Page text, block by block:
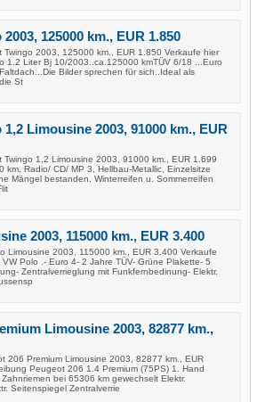
125000 km., EUR 1.850
Twingo 2003, 125000 km., EUR 1.850 Verkaufe hier
1.2 Liter Bj 10/2003..ca.125000 kmTÜV 6/18 ...Euro
Bilder sprechen für sich..Ideal als
St
Limousine 2003, 91000 km., EUR
Twingo 1,2 Limousine 2003, 91000 km., EUR 1.699
km, Radio/ CD/ MP 3, Hellbau-Metallic, Einzelsitze
Mängel bestanden, Winterreifen u. Sommerreifen
2003, 115000 km., EUR 3.400
Limousine 2003, 115000 km., EUR 3.400 Verkaufe
Polo .- Euro 4- 2 Jahre TÜV- Grüne Plakette- 5
Zentralverrieglung mit Funkfernbedinung- Elektr.
Limousine 2003, 82877 km.,
206 Premium Limousine 2003, 82877 km., EUR
Peugeot 206 1.4 Premium (75PS) 1. Hand
bei 65306 km gewechselt Elektr.
Seitenspiegel Zentralverrie